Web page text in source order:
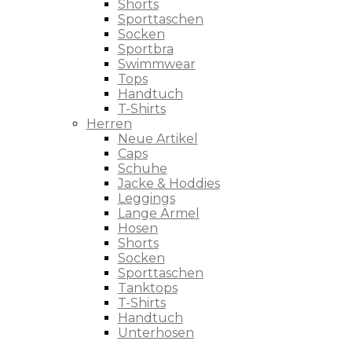
Shorts
Sporttaschen
Socken
Sportbra
Swimmwear
Tops
Handtuch
T-Shirts
Herren
Neue Artikel
Caps
Schuhe
Jacke & Hoddies
Leggings
Lange Ärmel
Hosen
Shorts
Socken
Sporttaschen
Tanktops
T-Shirts
Handtuch
Unterhosen